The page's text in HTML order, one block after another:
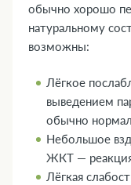
обычно хорошо
натуральному
возможны:
Лёгкое
выведением
обычно
Небольшое
ЖКТ — реакция
Лёгкая